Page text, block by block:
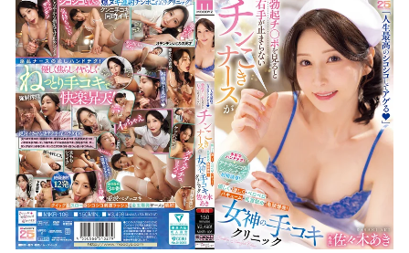
yang mesum selama shift larut malam. (Aoi
Ibuki)